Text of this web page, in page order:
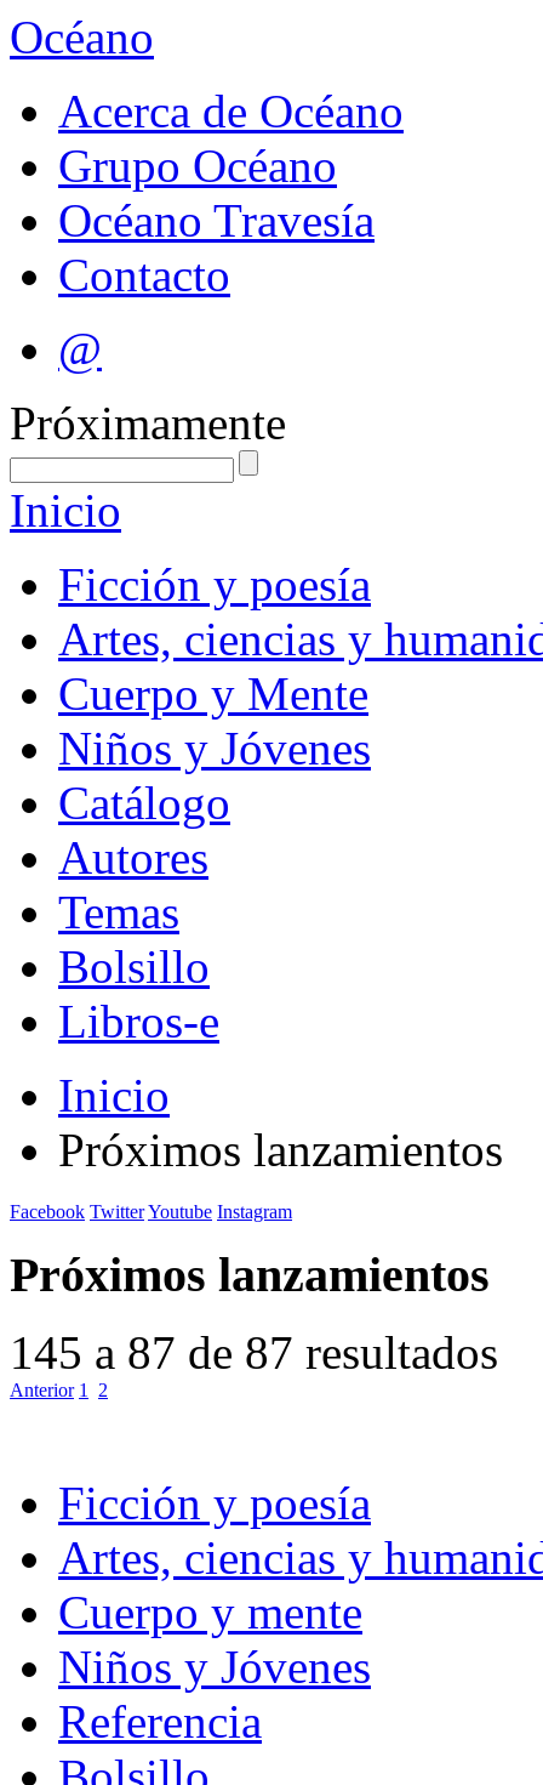
Océano
Acerca de Océano
Grupo Océano
Océano Travesía
Contacto
@
Próximamente
Inicio
Ficción y poesía
Artes, ciencias y
Cuerpo y Mente
Niños y Jóvenes
Catálogo
Autores
Temas
Bolsillo
Libros-e
Inicio
Próximos lanzamientos
Facebook TwitterYoutube Instagram
Próximos lanzamientos
145 a 87 de 87 resultados
Anterior 1 2
Ficción y poesía
Artes, ciencias y
Cuerpo y mente
Niños y Jóvenes
Referencia